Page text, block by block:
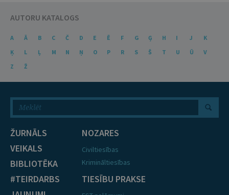
AUTORU KATALOGS
A Ā B C Č D E Ē F G Ģ H I J
K
Ķ
L Ļ M N Ņ O P R S Š T U Ū
V
Z
Ž
ŽURNĀLS
VEIKALS
BIBLIOTĒKA
#TEIRDARBS
NOZARES
Civiltiesības
Krimināltiesības
TIESĪBU PRAKSE